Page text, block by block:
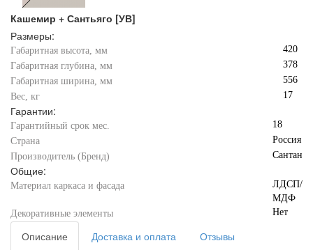
Кашемир + Сантьяго [УВ]
Размеры:
Габаритная высота, мм
420
Габаритная глубина, мм
378
Габаритная ширина, мм
556
Вес, кг
17
Гарантии:
Гарантийный срок мес.
18
Страна
Россия
Производитель (Бренд)
Сантан
Общие:
Материал каркаса и фасада
ЛДСП/
МДФ
Декоративные элементы
Нет
Описание Доставка и оплата
Отзывы